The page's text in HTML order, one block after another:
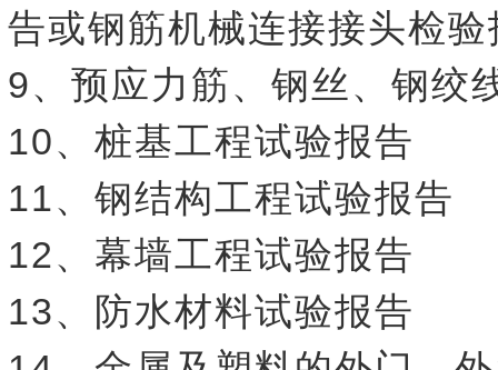
告或钢筋机械连接接头检验
9、预应力筋、钢丝、钢绞
10、桩基工程试验报告
11、钢结构工程试验报告
12、幕墙工程试验报告
13、防水材料试验报告